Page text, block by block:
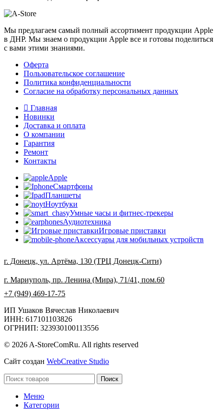
Мы предлагаем самый полный ассортимент продукции Apple
в ДНР. Мы знаем о продукции Apple все и готовы поделиться
с вами этими знаниями.
Оферта
Пользовательское соглашение
Политика конфиденциальности
Согласие на обработку персональных данных
Главная
Новинки
Доставка и оплата
О компании
Гарантия
Ремонт
Контакты
Apple
Смартфоны
Планшеты
Ноутбуки
Умные часы и фитнес-трекеры
Аудиотехника
Игровые приставки
Аксессуары для мобильных устройств
г. Донецк, ул. Артёма, 130 (ТРЦ Донецк-Сити)
г. Мариуполь, пр. Ленина (Мира), 71/41, пом.60
+7 (949) 469-17-75
ИП Ушаков Вячеслав Николаевич
ИНН: 617101103826
ОГРНИП: 323930100113556
© 2026 A-StoreComRu. All rights reserved
Сайт создан WebCreative Studio
Поиск
Меню
Категории